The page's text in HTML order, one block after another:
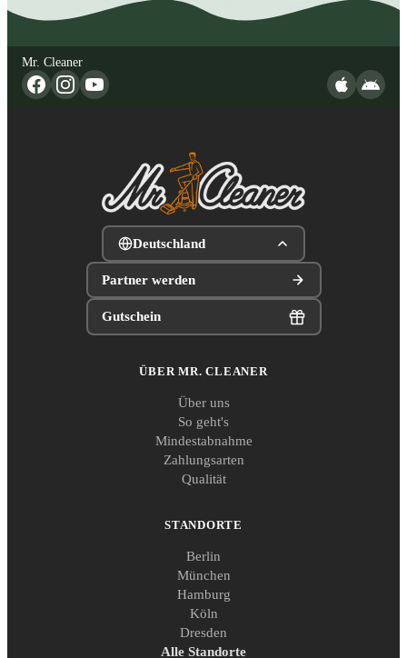
Mr. Cleaner
Deutschland
Partner werden
Gutschein
ÜBER MR. CLEANER
Über uns
So geht's
Mindestabnahme
Zahlungsarten
Qualität
STANDORTE
Berlin
München
Hamburg
Köln
Dresden
Alle Standorte